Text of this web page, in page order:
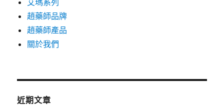
艾瑪系列
趙藥師品牌
趙藥師產品
關於我們
近期文章